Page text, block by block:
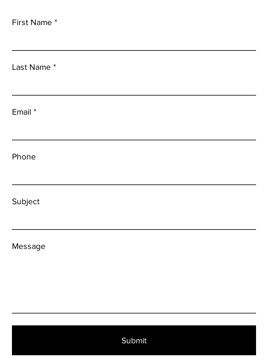
First Name
Last Name
Email
Phone
Subject
Message
Submit